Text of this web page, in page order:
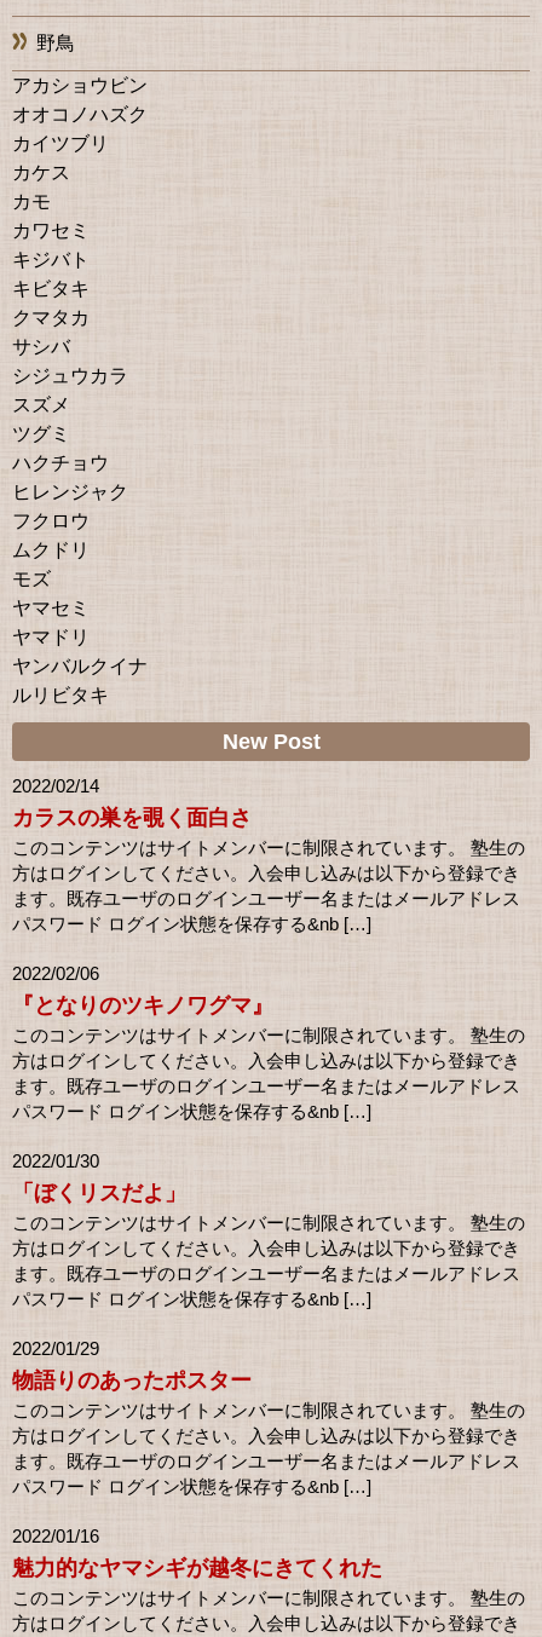
野鳥
アカショウビン
オオコノハズク
カイツブリ
カケス
カモ
カワセミ
キジバト
キビタキ
クマタカ
サシバ
シジュウカラ
スズメ
ツグミ
ハクチョウ
ヒレンジャク
フクロウ
ムクドリ
モズ
ヤマセミ
ヤマドリ
ヤンバルクイナ
ルリビタキ
New Post
2022/02/14
カラスの巣を覗く面白さ
このコンテンツはサイトメンバーに制限されています。 塾生の
方はログインしてください。入会申し込みは以下から登録でき
ます。既存ユーザのログインユーザー名またはメールアドレス
パスワード ログイン状態を保存する&nb […]
2022/02/06
『となりのツキノワグマ』
このコンテンツはサイトメンバーに制限されています。 塾生の
方はログインしてください。入会申し込みは以下から登録でき
ます。既存ユーザのログインユーザー名またはメールアドレス
パスワード ログイン状態を保存する&nb […]
2022/01/30
「ぼくリスだよ」
このコンテンツはサイトメンバーに制限されています。 塾生の
方はログインしてください。入会申し込みは以下から登録でき
ます。既存ユーザのログインユーザー名またはメールアドレス
パスワード ログイン状態を保存する&nb […]
2022/01/29
物語りのあったポスター
このコンテンツはサイトメンバーに制限されています。 塾生の
方はログインしてください。入会申し込みは以下から登録でき
ます。既存ユーザのログインユーザー名またはメールアドレス
パスワード ログイン状態を保存する&nb […]
2022/01/16
魅力的なヤマシギが越冬にきてくれた
このコンテンツはサイトメンバーに制限されています。 塾生の
方はログインしてください。入会申し込みは以下から登録でき